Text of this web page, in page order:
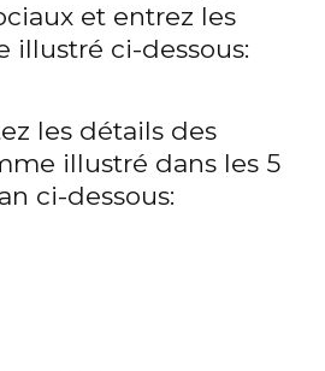
et entrez les
illustré ci-dessous:
les détails des
illustré dans les 5
ci-dessous: